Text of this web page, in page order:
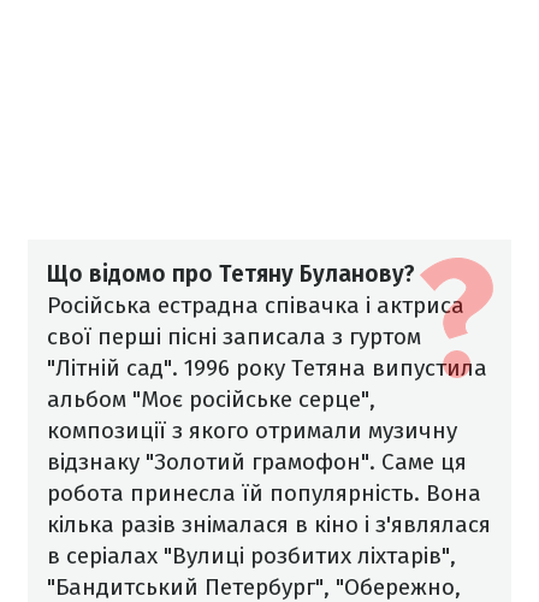
Що відомо про Тетяну Буланову?
Російська естрадна співачка і актриса
свої перші пісні записала з гуртом
"Літній сад". 1996 року Тетяна випустила
альбом "Моє російське серце",
композиції з якого отримали музичну
відзнаку "Золотий грамофон". Саме ця
робота принесла їй популярність. Вона
кілька разів знімалася в кіно і з'являлася
в серіалах "Вулиці розбитих ліхтарів",
"Бандитський Петербург", "Обережно,